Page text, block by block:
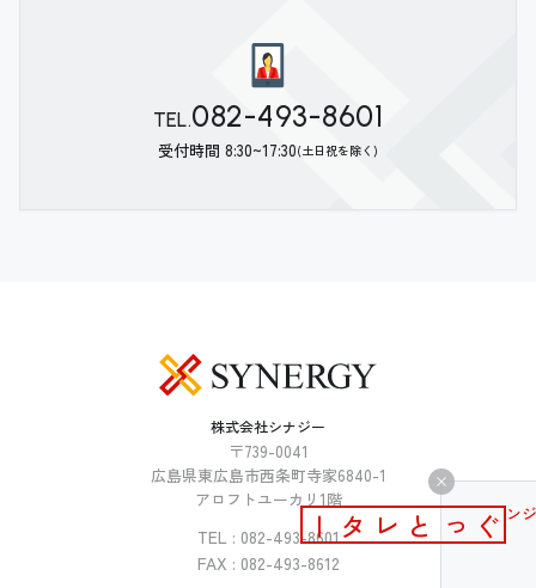
TEL.082-493-8601
受付時間 8:30~17:30(土日祝を除く)
株式会社シナジー
〒739-0041
広島県東広島市西条町寺家6840-1
アロフトユーカリ1階
TEL : 082-493-8601
FAX : 082-493-8612
メールマガジン
ぐっとレター